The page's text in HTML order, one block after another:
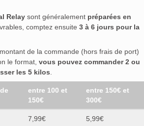
Relay sont généralement préparées en
comptez ensuite 3 à 6 jours pour la
de la commande (hors frais de port)
le format, vous pouvez commander 2 ou
les 5 kilos
entre 100 et
150€
entre 150€ et
300€
7,99€ 5,99€